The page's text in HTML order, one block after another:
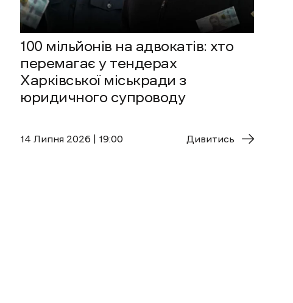
100 мільйонів на адвокатів: хто
перемагає у тендерах
Харківської міськради з
юридичного супроводу
14 Липня 2026 | 19:00 Дивитись